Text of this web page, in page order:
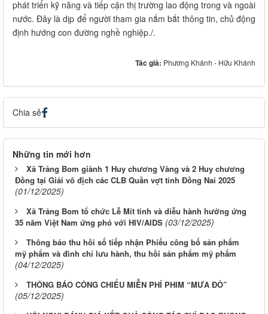
phát triển kỹ năng và tiếp cận thị trường lao động trong và ngoài
nước. Đây là dịp để người tham gia nắm bắt thông tin, chủ động
định hướng con đường nghề nghiệp./.
Tác giả: Phương Khánh - Hữu Khánh
Chia sẻ
Những tin mới hơn
Xã Trảng Bom giành 1 Huy chương Vàng và 2 Huy chương
Đồng tại Giải vô địch các CLB Quần vợt tỉnh Đồng Nai 2025
(01/12/2025)
Xã Trảng Bom tổ chức Lễ Mít tinh và diễu hành hưởng ứng
35 năm Việt Nam ứng phó với HIV/AIDS (03/12/2025)
Thông báo thu hồi số tiếp nhận Phiếu công bố sản phẩm
mỹ phẩm và đình chỉ lưu hành, thu hồi sản phẩm mỹ phẩm
(04/12/2025)
THÔNG BÁO CÔNG CHIẾU MIỄN PHÍ PHIM “MƯA ĐỎ”
(05/12/2025)